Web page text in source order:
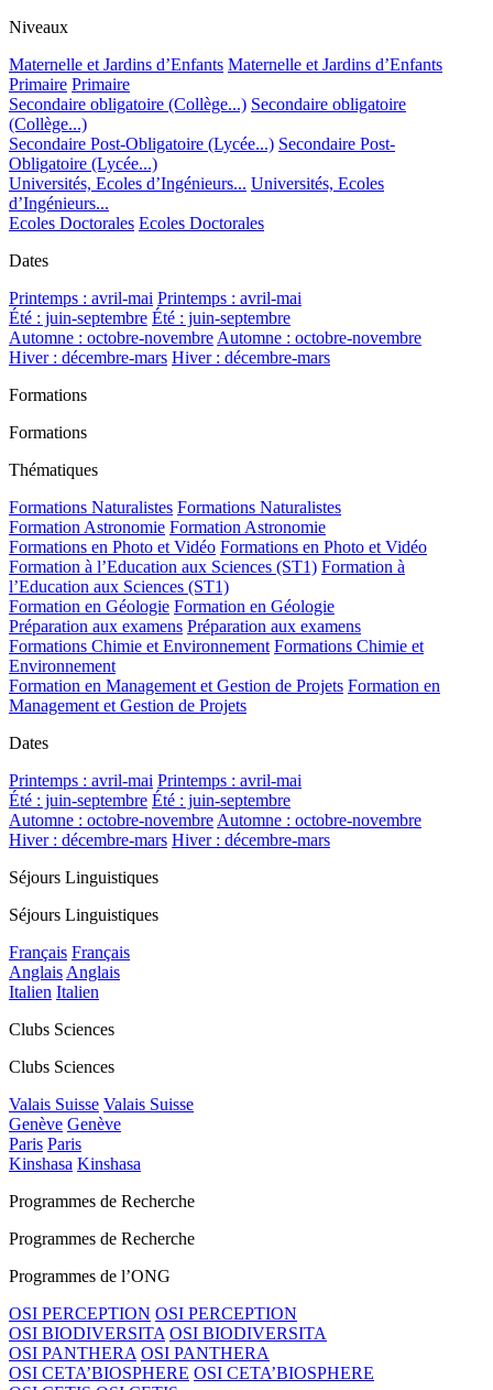
Niveaux
Maternelle et Jardins d’Enfants Maternelle et Jardins d’Enfants
Primaire Primaire
Secondaire obligatoire (Collège...) Secondaire obligatoire
(Collège...)
Secondaire Post-Obligatoire (Lycée...) Secondaire Post-
Obligatoire (Lycée...)
Universités, Ecoles d’Ingénieurs... Universités, Ecoles
d’Ingénieurs...
Ecoles Doctorales Ecoles Doctorales
Dates
Printemps : avril-mai Printemps : avril-mai
Été : juin-septembre Été : juin-septembre
Automne : octobre-novembre Automne : octobre-novembre
Hiver : décembre-mars Hiver : décembre-mars
Formations
Formations
Thématiques
Formations Naturalistes Formations Naturalistes
Formation Astronomie Formation Astronomie
Formations en Photo et Vidéo Formations en Photo et Vidéo
Formation à l’Education aux Sciences (ST1) Formation à
l’Education aux Sciences (ST1)
Formation en Géologie Formation en Géologie
Préparation aux examens Préparation aux examens
Formations Chimie et Environnement Formations Chimie et
Environnement
Formation en Management et Gestion de Projets Formation en
Management et Gestion de Projets
Dates
Printemps : avril-mai Printemps : avril-mai
Été : juin-septembre Été : juin-septembre
Automne : octobre-novembre Automne : octobre-novembre
Hiver : décembre-mars Hiver : décembre-mars
Séjours Linguistiques
Séjours Linguistiques
Français Français
Anglais Anglais
Italien Italien
Clubs Sciences
Clubs Sciences
Valais Suisse Valais Suisse
Genève Genève
Paris Paris
Kinshasa Kinshasa
Programmes de Recherche
Programmes de Recherche
Programmes de l’ONG
OSI PERCEPTION OSI PERCEPTION
OSI BIODIVERSITA OSI BIODIVERSITA
OSI PANTHERA OSI PANTHERA
OSI CETA’BIOSPHERE OSI CETA’BIOSPHERE